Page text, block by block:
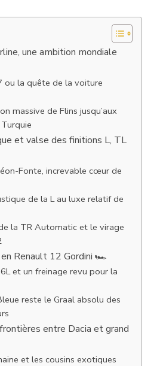
une ambition mondiale
ou la quête de la voiture
massive de Flins jusqu’aux
et valse des finitions L, TL
Fonte, increvable cœur de
de la L au luxe relatif de
la TR Automatic et le virage
en Renault 12 Gordini 🏎️
et un freinage revu pour la
reste le Graal absolu des
entre Dacia et grand
et les cousins exotiques